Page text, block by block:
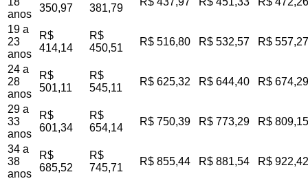
anos
350,97
381,79
19 a
23
anos
R$
414,14
R$
450,51
R$ 516,80 R$ 532,57 R$ 557,27
24 a
28
anos
R$
501,11
R$
545,11
R$ 625,32 R$ 644,40 R$ 674,29
29 a
33
anos
R$
601,34
R$
654,14
R$ 750,39 R$ 773,29 R$ 809,15
34 a
38
anos
R$
685,52
R$
745,71
R$ 855,44 R$ 881,54 R$ 922,42